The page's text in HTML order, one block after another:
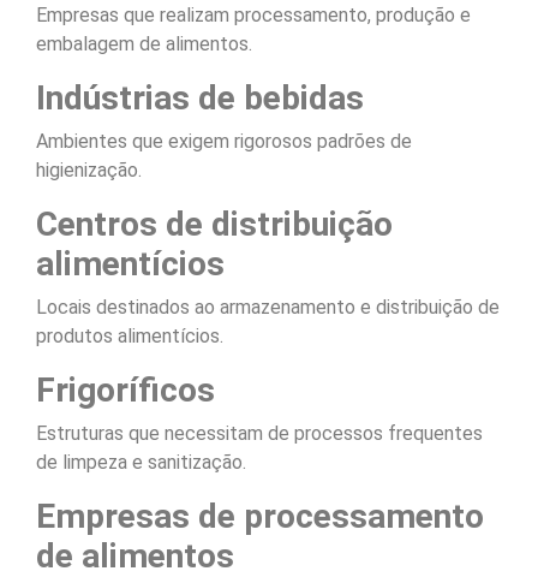
Empresas que realizam processamento, produção e
embalagem de alimentos.
Indústrias de bebidas
Ambientes que exigem rigorosos padrões de
higienização.
Centros de distribuição
alimentícios
Locais destinados ao armazenamento e distribuição de
produtos alimentícios.
Frigoríficos
Estruturas que necessitam de processos frequentes
de limpeza e sanitização.
Empresas de processamento
de alimentos